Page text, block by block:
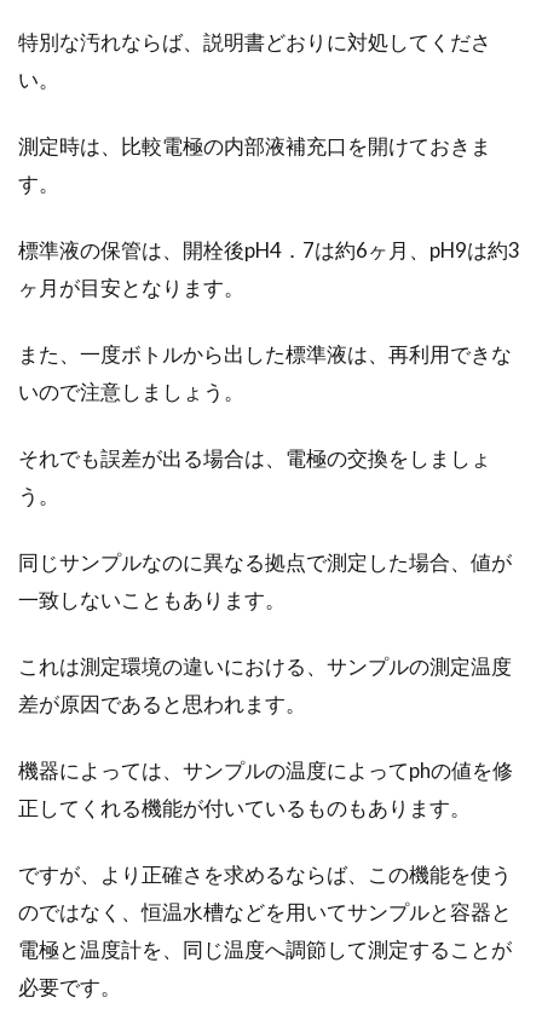
特別な汚れならば、説明書どおりに対処してくださ
い。
測定時は、比較電極の内部液補充口を開けておきま
す。
標準液の保管は、開栓後pH4．7は約6ヶ月、pH9は約3
ヶ月が目安となります。
また、一度ボトルから出した標準液は、再利用できな
いので注意しましょう。
それでも誤差が出る場合は、電極の交換をしましょ
う。
同じサンプルなのに異なる拠点で測定した場合、値が
一致しないこともあります。
これは測定環境の違いにおける、サンプルの測定温度
差が原因であると思われます。
機器によっては、サンプルの温度によってphの値を修
正してくれる機能が付いているものもあります。
ですが、より正確さを求めるならば、この機能を使う
のではなく、恒温水槽などを用いてサンプルと容器と
電極と温度計を、同じ温度へ調節して測定することが
必要です。